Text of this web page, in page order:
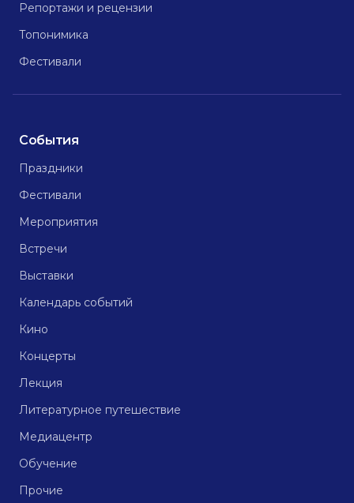
Репортажи и рецензии
Топонимика
Фестивали
События
Праздники
Фестивали
Мероприятия
Встречи
Выставки
Календарь событий
Кино
Концерты
Лекция
Литературное путешествие
Медиацентр
Обучение
Прочие